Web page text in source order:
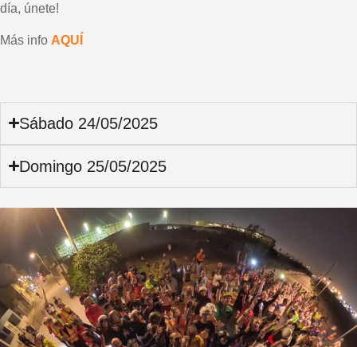
día, únete!
Más info AQUÍ
Sábado 24/05/2025
Domingo 25/05/2025